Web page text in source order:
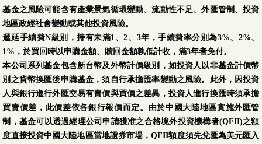
基金之風險可能含有產業景氣循環變動、流動性不足、外匯管制、投資
地區政經社會變動或其他投資風險。
遞延手續費N級別，持有未滿1、2、3年，手續費率分別為3%、2%、
1%，於買回時以申購金額、贖回金額孰低計收，滿3年者免付。
本公司系列基金包含新台幣及外幣計價級別，如投資人以非基金計價幣
別之貨幣換匯後申購基金，須自行承擔匯率變動之風險。此外，因投資
人與銀行進行外匯交易有賣價與買價之差異，投資人進行換匯時須承擔
買賣價差，此價差依各銀行報價而定。由於中國大陸地區實施外匯管
制，基金可以透過經理公司申請獲准之合格境外投資機構者(QFII)之額
度直接投資中國大陸地區當地證券市場，QFII額度須先兌匯為美元匯入